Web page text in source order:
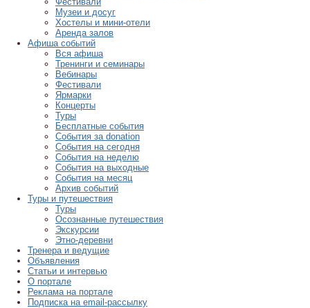
Музеи и досуг
Хостелы и мини-отели
Аренда залов
Афиша событий
Вся афиша
Тренинги и семинары
Вебинары
Фестивали
Ярмарки
Концерты
Туры
Бесплатные события
События за donation
События на сегодня
События на неделю
События на выходные
События на месяц
Архив событий
Туры и путешествия
Туры
Осознанные путешествия
Экскурсии
Этно-деревни
Тренера и ведущие
Объявления
Статьи и интервью
О портале
Реклама на портале
Подписка на email-рассылку